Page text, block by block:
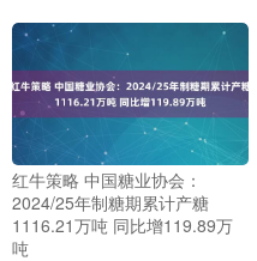
红牛策略 中国糖业协会：
2024/25年制糖期累计产糖
1116.21万吨 同比增119.89万
吨